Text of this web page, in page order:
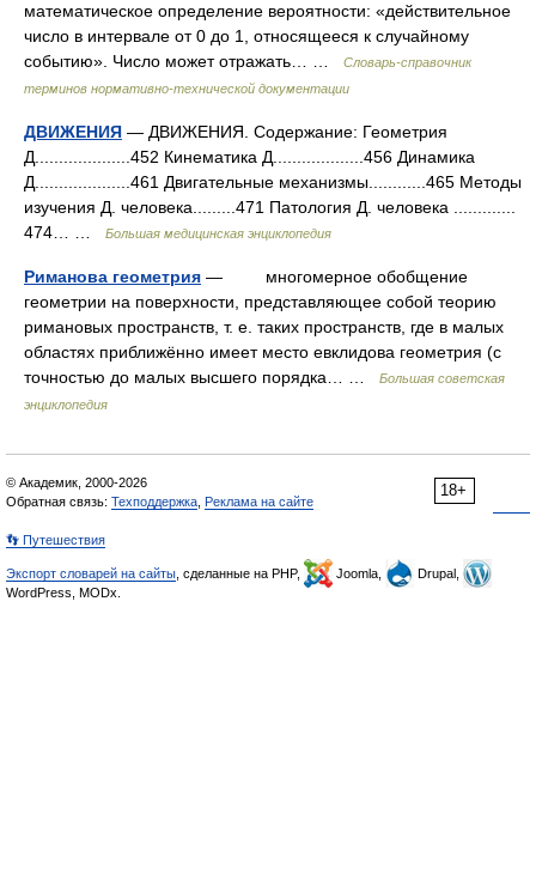
математическое определение вероятности: «действительное
число в интервале от 0 до 1, относящееся к случайному
событию». Число может отражать… …
Словарь-справочник
терминов нормативно-технической документации
ДВИЖЕНИЯ — ДВИЖЕНИЯ. Содержание: Геометрия
Д....................452 Кинематика Д...................456 Динамика
Д....................461 Двигательные механизмы............465 Методы
изучения Д. человека.........471 Патология Д. человека .............
474… …
Большая медицинская энциклопедия
Риманова геометрия — многомерное обобщение
геометрии на поверхности, представляющее собой теорию
римановых пространств, т. е. таких пространств, где в малых
областях приближённо имеет место евклидова геометрия (с
точностью до малых высшего порядка… …
Большая советская
энциклопедия
18+
© Академик, 2000-2026
Обратная связь: Техподдержка Реклама на сайте
👣 Путешествия
Экспорт словарей на сайты , сделанные на PHP, Joomla,
Drupal,
WordPress, MODx.